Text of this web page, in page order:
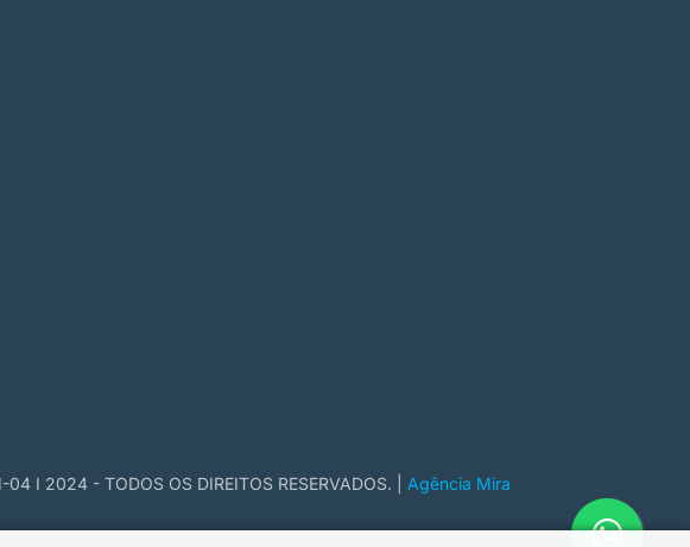
I 2024 - TODOS OS DIREITOS RESERVADOS. | Agência Mira